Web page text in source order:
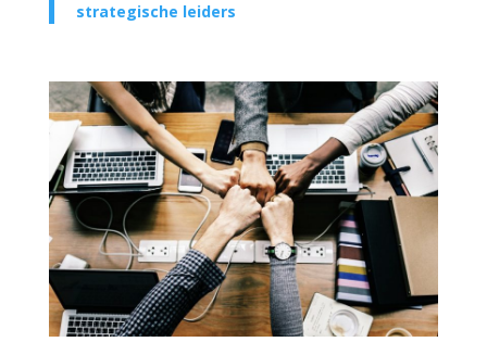
strategische leiders